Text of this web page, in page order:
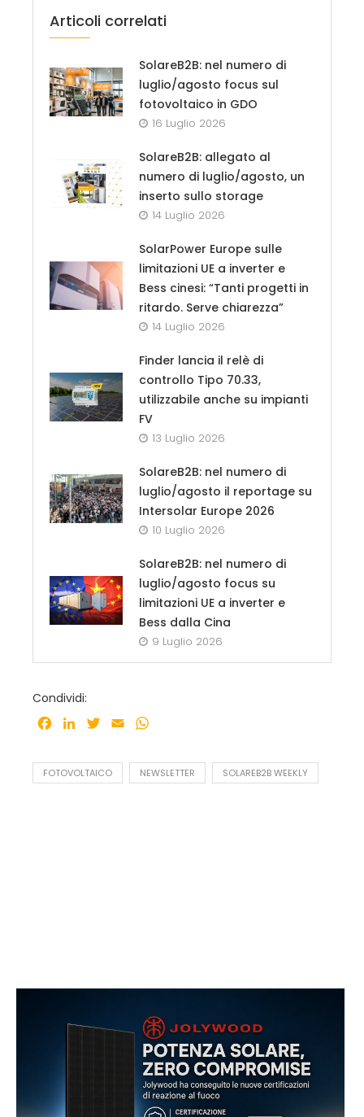
Articoli correlati
SolareB2B: nel numero di
luglio/agosto focus sul
fotovoltaico in GDO
16 Luglio 2026
SolareB2B: allegato al
numero di luglio/agosto, un
inserto sullo storage
14 Luglio 2026
SolarPower Europe sulle
limitazioni UE a inverter e
Bess cinesi: “Tanti progetti in
ritardo. Serve chiarezza”
14 Luglio 2026
Finder lancia il relè di
controllo Tipo 70.33,
utilizzabile anche su impianti
FV
13 Luglio 2026
SolareB2B: nel numero di
luglio/agosto il reportage su
Intersolar Europe 2026
10 Luglio 2026
SolareB2B: nel numero di
luglio/agosto focus su
limitazioni UE a inverter e
Bess dalla Cina
9 Luglio 2026
Condividi:
Facebook
LinkedInTwitter
Email
FOTOVOLTAICO NEWSLETTER SOLAREB2B WEEKLY